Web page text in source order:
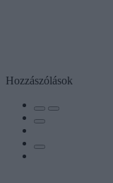
Hozzászólások